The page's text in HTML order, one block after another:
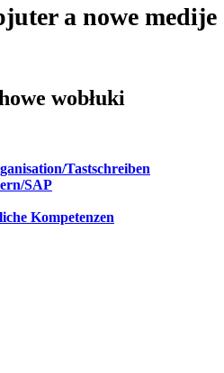
a nowe medije
wobłuki
Tastschreiben
SAP
Kompetenzen